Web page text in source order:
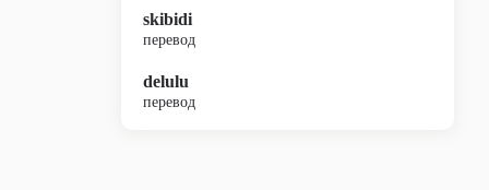
skibidi
перевод
delulu
перевод